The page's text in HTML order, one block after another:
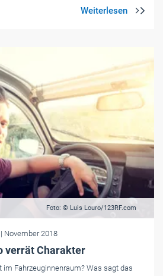
Foto: © Luis Louro/123RF.com
| November 2018
verrät Charakter
im Fahrzeuginnenraum? Was sagt das